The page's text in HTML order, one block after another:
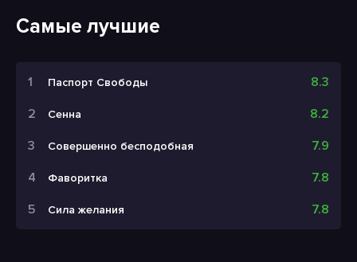
Самые лучшие
Паспорт Свободы 8.3
Сенна 8.2
Совершенно бесподобная 7.9
Фаворитка 7.8
Сила желания 7.8